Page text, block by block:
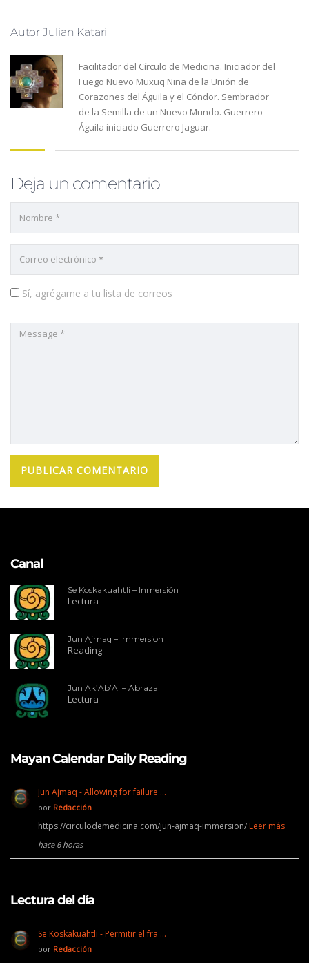
Autor:Julian Katari
Facilitador del Círculo de Medicina. Iniciador del
Fuego Nuevo Muxuq Nina de la Unión de
Corazones del Águila y el Cóndor. Sembrador
de la Semilla de un Nuevo Mundo. Guerrero
Águila iniciado Guerrero Jaguar.
Deja un comentario
Sí, agrégame a tu lista de correos
Canal
Se Koskakuahtli – Inmersión
Lectura
Jun Ajmaq – Immersion
Reading
Jun Ak’Ab’Al – Abraza
Lectura
Mayan Calendar Daily Reading
Jun Ajmaq - Allowing for failure …
por Redacción
https://circulodemedicina.com/jun-ajmaq-immersion/ Leer más
hace 6 horas
Lectura del día
Se Koskakuahtli - Permitir el fra …
por Redacción